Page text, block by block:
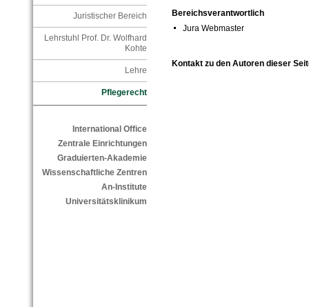
Juristischer Bereich
Lehrstuhl Prof. Dr. Wolfhard
Kohte
Lehre
Pflegerecht
International Office
Zentrale Einrichtungen
Graduierten-Akademie
Wissenschaftliche Zentren
An-Institute
Universitätsklinikum
Bereichsverantwortlich
Jura Webmaster
Kontakt zu den Autoren dieser